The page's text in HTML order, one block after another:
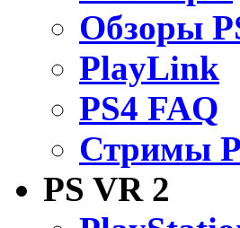
Обзоры
PlayLink
PS4 FAQ
Стримы
PS VR 2